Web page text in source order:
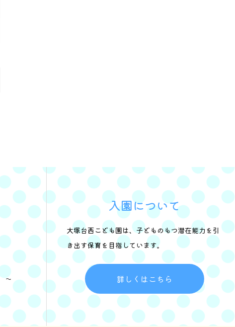
～
入園について
大塚台西こども園は、子どものもつ潜在能力を引
き出す保育を目指しています。
詳しくはこちら